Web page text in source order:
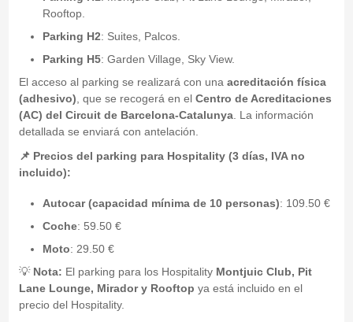
Rooftop.
Parking H2: Suites, Palcos.
Parking H5: Garden Village, Sky View.
El acceso al parking se realizará con una acreditación física
(adhesivo) , que se recogerá en el Centro de Acreditaciones
(AC) del Circuit de Barcelona-Catalunya. La información
detallada se enviará con antelación.
📌 Precios del parking para Hospitality (3 días, IVA no
incluido):
Autocar (capacidad mínima de 10 personas): 109.50 €
Coche: 59.50 €
Moto: 29.50 €
💡 Nota: El parking para los Hospitality Montjuic Club, Pit
Lane Lounge, Mirador y Rooftop ya está incluido en el
precio del Hospitality.